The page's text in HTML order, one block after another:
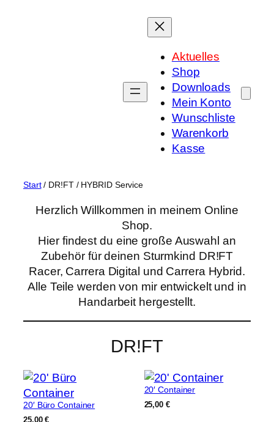
Aktuelles
Shop
Downloads
Mein Konto
Wunschliste
Warenkorb
Kasse
Start/ DR!FT / HYBRID Service
Herzlich Willkommen in meinem Online
Shop.
Hier findest du eine große Auswahl an
Zubehör für deinen Sturmkind DR!FT
Racer, Carrera Digital und Carrera Hybrid.
Alle Teile werden von mir entwickelt und in
Handarbeit hergestellt.
DR!FT
20′ Büro Container
25,00€
20′ Container
25,00 €